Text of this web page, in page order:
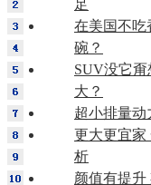
足
在美国不吃
碗？
SUV没它
大？
超小排量动
更大更宜家
析
颜值有提升